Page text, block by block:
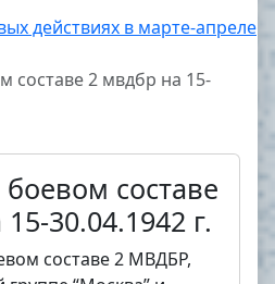
действиях в марте-апреле
составе 2 мвдбр на 15-
составе
30.04.1942 г.
составе 2 МВДБР,